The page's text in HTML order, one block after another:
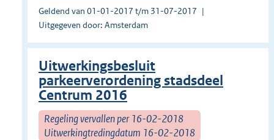
Geldend van 01-01-2017 t/m 31-07-2017
Uitgegeven door: Amsterdam
Uitwerkingsbesluit
parkeerverordening stadsdeel
Centrum 2016
Regeling vervallen per 16-02-2018
Uitwerkingtredingdatum 16-02-2018